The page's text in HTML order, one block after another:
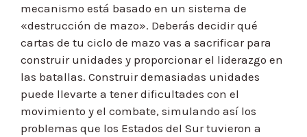
mecanismo está basado en un sistema de
«destrucción de mazo». Deberás decidir qué
cartas de tu ciclo de mazo vas a sacrificar para
construir unidades y proporcionar el liderazgo en
las batallas. Construir demasiadas unidades
puede llevarte a tener dificultades con el
movimiento y el combate, simulando así los
problemas que los Estados del Sur tuvieron a